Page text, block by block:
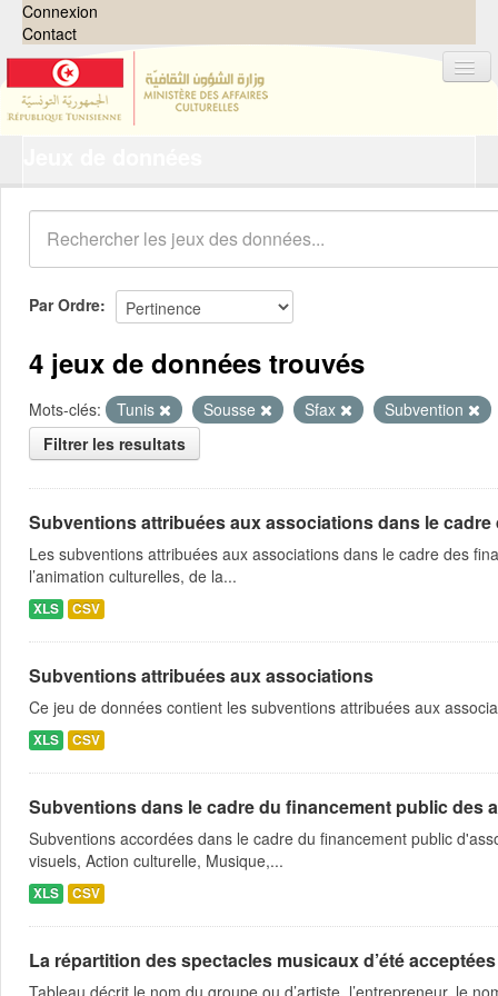
Connexion
Contact
Organisations
Groupes
Demandes 0
À propos
Par Ordre
4 jeux de données trouvés
Mots-clés: Tunis Sousse Sfax
Subvention
Filtrer les resultats
Subventions attribuées aux associations dans le
Les subventions attribuées aux associations dans le cadre des
l’animation culturelles, de la...
XLS CSV
Subventions attribuées aux associations
Ce jeu de données contient les subventions attribuées aux
XLS CSV
Subventions dans le cadre du financement public des
Subventions accordées dans le cadre du financement public
visuels, Action culturelle, Musique,...
XLS CSV
La répartition des spectacles musicaux d’été
Tableau décrit le nom du groupe ou d’artiste, l’entrepreneur, le